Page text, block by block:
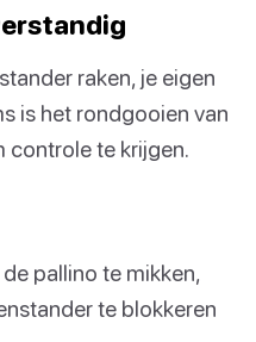
raken, je eigen
is het rondgooien van
controle te krijgen.
pallino te mikken,
te blokkeren